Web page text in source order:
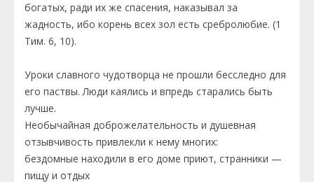
богатых, ради их же спасения, наказывал за
жадность, ибо корень всех зол есть сребролюбие. (1
Тим. 6, 10).
Уроки славного чудотворца не прошли бесследно для
его паствы. Люди каялись и впредь старались быть
лучше.
Необычайная доброжелательность и душевная
отзывчивость привлекли к нему многих:
бездомные находили в его доме приют, странники —
пищу и отдых